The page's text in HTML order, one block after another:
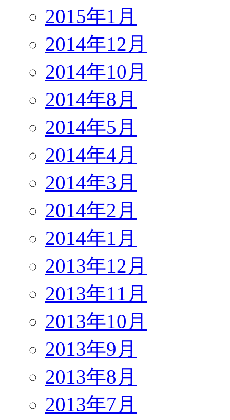
2015年1月
2014年12月
2014年10月
2014年8月
2014年5月
2014年4月
2014年3月
2014年2月
2014年1月
2013年12月
2013年11月
2013年10月
2013年9月
2013年8月
2013年7月